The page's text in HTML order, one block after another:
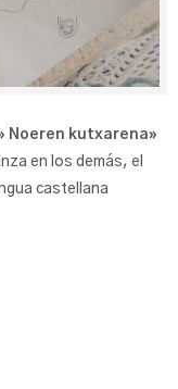
Noeren kutxarena»
en los demás, el
castellana